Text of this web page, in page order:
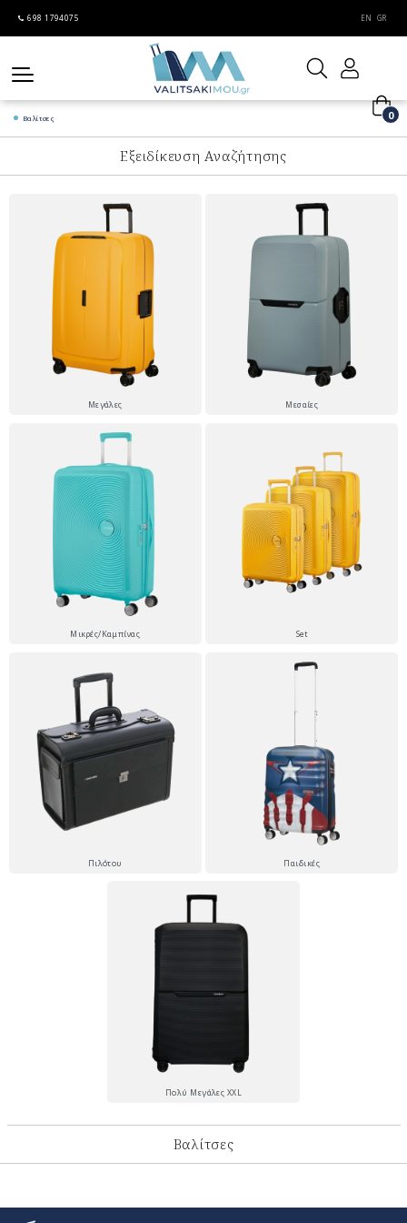
698 1794075 EN GR
0
Βαλίτσες
Εξειδίκευση Αναζήτησης
Μεγάλες Μεσαίες
Μικρές/Καμπίνας Set
Πιλότου Παιδικές
Πολύ Μεγάλες XXL
Βαλίτσες